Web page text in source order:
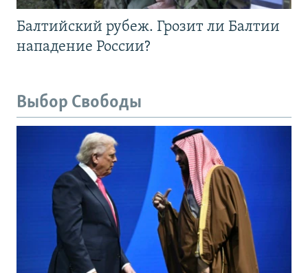
Балтийский рубеж. Грозит ли Балтии
нападение России?
Выбор Свободы